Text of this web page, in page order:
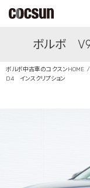
ボルボ
ボルボ中古車のコクスンHOME
D4 インスクリプション